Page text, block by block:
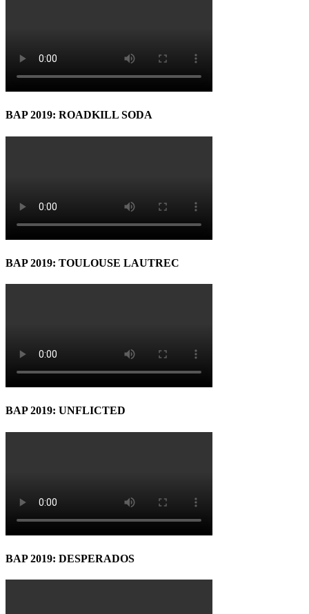
BAP 2019: ROADKILL SODA
BAP 2019: TOULOUSE LAUTREC
BAP 2019: UNFLICTED
BAP 2019: DESPERADOS